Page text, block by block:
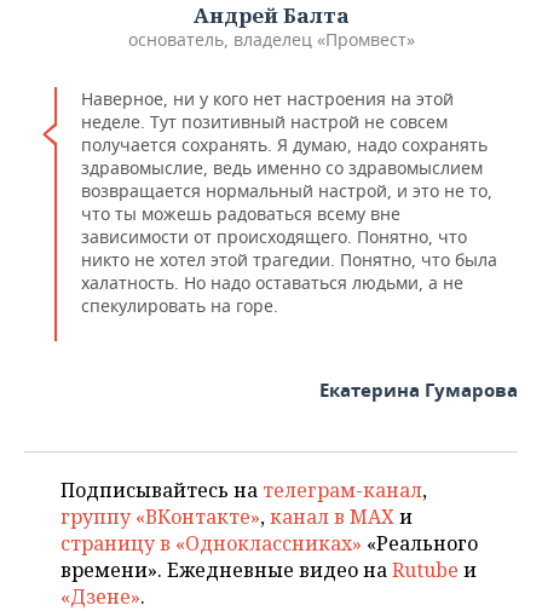
Андрей Балта
основатель, владелец «Промвест»
Наверное, ни у кого нет настроения на этой
неделе. Тут позитивный настрой не совсем
получается сохранять. Я думаю, надо сохранять
здравомыслие, ведь именно со здравомыслием
возвращается нормальный настрой, и это не то,
что ты можешь радоваться всему вне
зависимости от происходящего. Понятно, что
никто не хотел этой трагедии. Понятно, что была
халатность. Но надо оставаться людьми, а не
спекулировать на горе.
Екатерина Гумарова
Подписывайтесь на телеграм-канал,
группу «ВКонтакте»,канал в MAXи
страницу в «Одноклассниках» «Реального
времени». Ежедневные видео наRutube и
«Дзене».